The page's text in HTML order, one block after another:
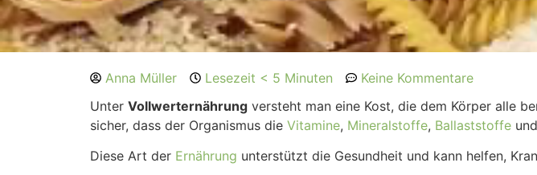
Anna Müller Lesezeit < 5 Minuten
Keine Kommentare
Unter Vollwerternährung versteht man eine Kost, die dem Körper alle
sicher, dass der Organismus die Vitamine, Mineralstoffe, Ballaststoffe
Diese Art der Ernährung unterstützt die Gesundheit und kann helfen,